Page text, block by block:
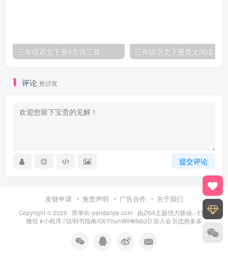
三年级语文下册9古诗三首
评论 抢沙发
提交评论
友链申请 免责声明 广告合作 关于我们
Copyright © 2025 · 简单街-jiandanjie.com · 由Zibll主题强力驱动.--打开
微信 #小程序://说明书指南/O5Y0unWlHkfab2D 加入会员优惠多多